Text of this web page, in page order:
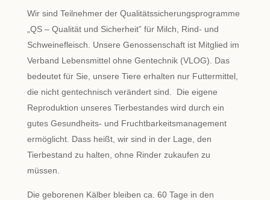
Wir sind Teilnehmer der Qualitätssicherungsprogramme
„QS – Qualität und Sicherheit” für Milch, Rind- und
Schweinefleisch. Unsere Genossenschaft ist Mitglied im
Verband Lebensmittel ohne Gentechnik (VLOG). Das
bedeutet für Sie, unsere Tiere erhalten nur Futtermittel,
die nicht gentechnisch verändert sind. Die eigene
Reproduktion unseres Tierbestandes wird durch ein
gutes Gesundheits- und Fruchtbarkeitsmanagement
ermöglicht. Dass heißt, wir sind in der Lage, den
Tierbestand zu halten, ohne Rinder zukaufen zu
müssen.
Die geborenen Kälber bleiben ca. 60 Tage in den